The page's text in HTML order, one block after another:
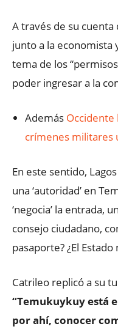
A través de su
junto a la economista
tema de los
poder ingresar a la
Además Occidente
crímenes militares
En este sentido,
una ‘autoridad’ en
‘negocia’ la entrada,
consejo ciudadano,
pasaporte? ¿El
Catrileo replicó a su
“Temukuykuy está
por ahí, conocer